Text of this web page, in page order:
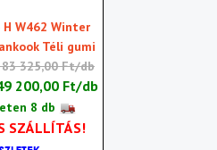
W462 Winter
Téli gumi
325,00 Ft/db
200,00 Ft/db
8 db
SZÁLLÍTÁS!